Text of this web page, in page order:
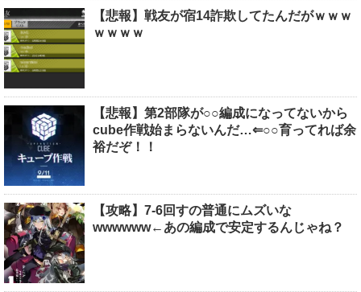
【悲報】戦友が宿14詐欺してたんだがｗｗｗ
ｗｗｗｗ
【悲報】第2部隊が○○編成になってないから
cube作戦始まらないんだ…⇐○○育ってれば余
裕だぞ！！
【攻略】7-6回すの普通にムズいな
wwwwww←あの編成で安定するんじゃね？